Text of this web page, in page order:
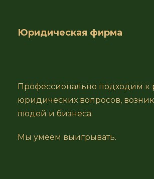
Юридическая фирма
Профессионально подходим
юридических вопросов,
людей и бизнеса.
Мы умеем выигрывать.